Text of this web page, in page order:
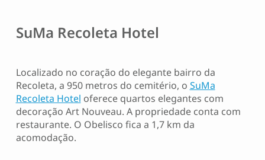
SuMa Recoleta Hotel
Localizado no coração do elegante bairro da
Recoleta, a 950 metros do cemitério, o SuMa
Recoleta Hotel oferece quartos elegantes com
decoração Art Nouveau. A propriedade conta com
restaurante. O Obelisco fica a 1,7 km da
acomodação.